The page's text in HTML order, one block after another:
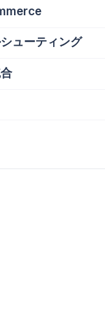
シューティング